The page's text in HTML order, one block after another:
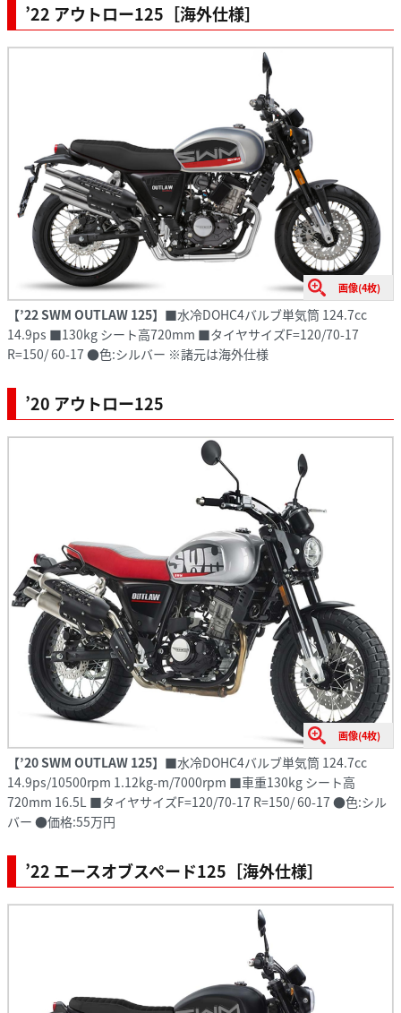
’22 アウトロー125［海外仕様］
画像(4枚)
【’22 SWM OUTLAW 125】 ■水冷DOHC4バルブ単気筒 124.7cc
14.9ps ■130kg シート高720mm ■タイヤサイズF=120/70-17
R=150/ 60-17 ●色:シルバー ※諸元は海外仕様
’20 アウトロー125
画像(4枚)
【’20 SWM OUTLAW 125】 ■水冷DOHC4バルブ単気筒 124.7cc
14.9ps/10500rpm 1.12kg-m/7000rpm ■車重130kg シート高
720mm 16.5L ■タイヤサイズF=120/70-17 R=150/ 60-17 ●色:シル
バー ●価格:55万円
’22 エースオブスペード125［海外仕様］